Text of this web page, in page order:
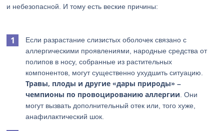
и небезопасной. И тому есть веские причины:
Если разрастание слизистых оболочек связано с
аллергическими проявлениями, народные средства от
полипов в носу, собранные из растительных
компонентов, могут существенно ухудшить ситуацию.
Травы, плоды и другие «дары природы» –
чемпионы по провоцированию аллергии . Они
могут вызвать дополнительный отек или, того хуже,
анафилактический шок.